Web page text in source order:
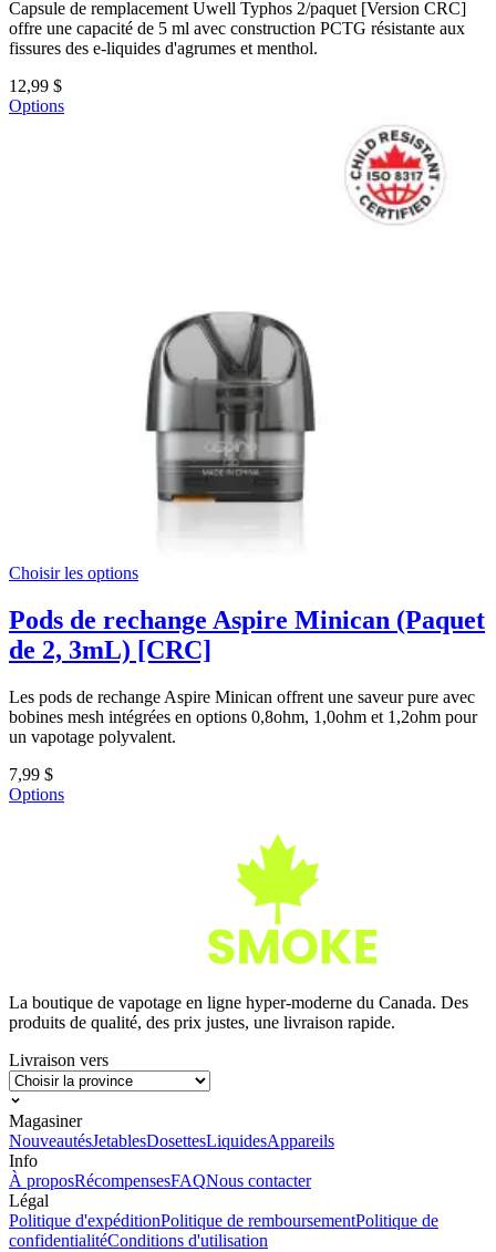
Capsule de remplacement Uwell Typhos 2/paquet [Version CRC]
offre une capacité de 5 ml avec construction PCTG résistante aux
fissures des e-liquides d'agrumes et menthol.
12,99 $
Options
Choisir les options
Pods de rechange Aspire Minican (Paquet
de 2, 3mL) [CRC]
Les pods de rechange Aspire Minican offrent une saveur pure avec
bobines mesh intégrées en options 0,8ohm, 1,0ohm et 1,2ohm pour
un vapotage polyvalent.
7,99 $
Options
La boutique de vapotage en ligne hyper-moderne du Canada. Des
produits de qualité, des prix justes, une livraison rapide.
Livraison vers
Magasiner
NouveautésJetablesDosettesLiquidesAppareils
Info
À proposRécompensesFAQNous contacter
Légal
Politique d'expéditionPolitique de remboursementPolitique de
confidentialitéConditions d'utilisation